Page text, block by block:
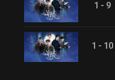
1 - 9
1 - 10